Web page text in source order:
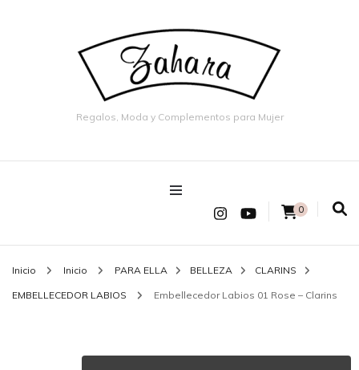
Regalos, Moda y Complementos para Mujer
0
Inicio Inicio PARA ELLA BELLEZA CLARINS
EMBELLECEDOR LABIOS Embellecedor Labios 01 Rose – Clarins